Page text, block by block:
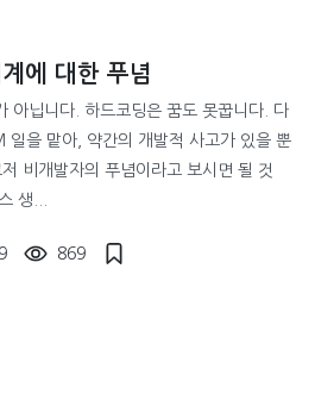
에 대한 푸념
아닙니다. 하드코딩은 꿈도 못꿉니다. 다
일을 맡아, 약간의 개발적 사고가 있을 뿐
비개발자의 푸념이라고 보시면 될 것
생...
9 869